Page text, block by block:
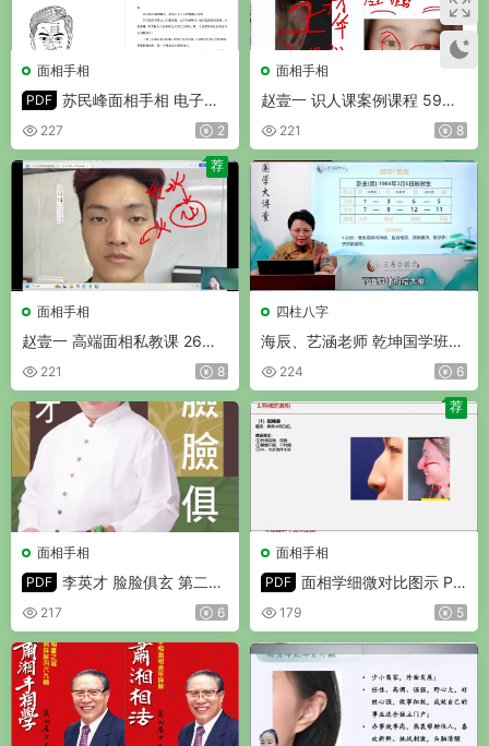
面相手相
PDF 苏民峰面相手相 电子书2
册《观掌知心》《苏氏面相
227 2
面相手相
赵壹一 识人课案例课程 59集
视频221 8
面相手相
赵壹一 高端面相私教课 26集
视频221 8
荐
四柱八字
海辰、艺涵老师 乾坤国学班
视频38集
224 6
面相手相
PDF 李英才 脸脸俱玄 第二版
彩色PDF 420页
217 6
面相手相
PDF 面相学细微对比图示 PD
F 286页
179 5
荐